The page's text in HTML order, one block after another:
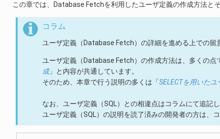
この章では、Database Fetchを利用したユーザ定義の作成方法と
コラム
ユーザ定義（Database Fetch）の詳細を進める上での留
ユーザ定義（Database Fetch）の作成方法は、多くの点
成」と内容が共通しています。
そのため、本章で行う説明の多くは「SELECTを用いた
なお、ユーザ定義（SQL）との相違点はコラムにて追記
ユーザ定義（SQL）の説明を読了済みの開発者の方は、